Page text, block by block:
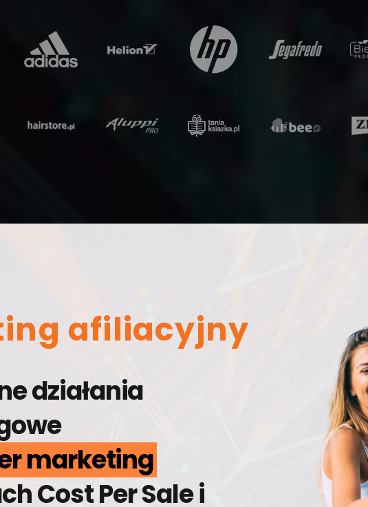
afiliacyjny
działania
marketing
Cost Per Sale i